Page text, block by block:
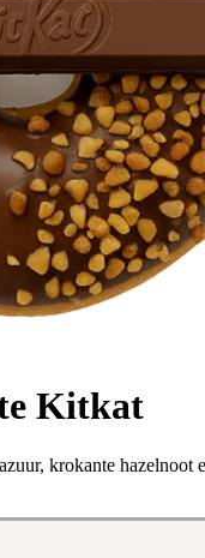
Kitkat
krokante hazelnoot